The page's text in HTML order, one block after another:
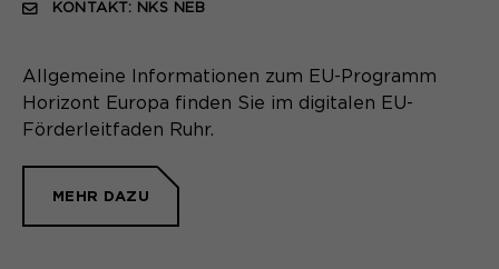
KONTAKT: NKS NEB
Allgemeine Informationen zum EU-Programm
Horizont Europa finden Sie im digitalen EU-
Förderleitfaden Ruhr.
MEHR DAZU
Name PHPSESSID
Anbieter Ende der Sitzung
Ende der Sitzung
PHPs Standard Sitzungs Identifikation
Laufzeit
Speichert Zuordnungsinformationen
die Website gebracht hat).